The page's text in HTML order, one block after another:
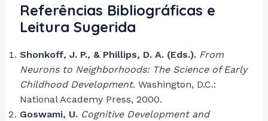
Referências Bibliográficas e
Leitura Sugerida
Shonkoff, J. P., & Phillips, D. A. (Eds.). From
Neurons to Neighborhoods: The Science of Early
Childhood Development. Washington, D.C.:
National Academy Press, 2000.
Goswami, U. Cognitive Development and